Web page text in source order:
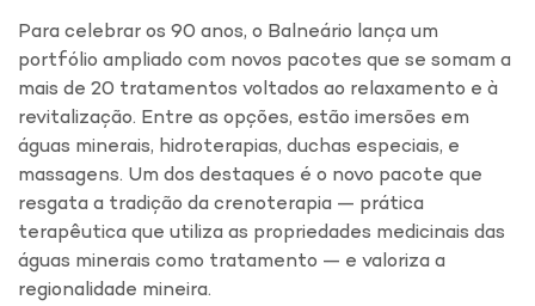
Para celebrar os 90 anos, o Balneário lança um
portfólio ampliado com novos pacotes que se somam a
mais de 20 tratamentos voltados ao relaxamento e à
revitalização. Entre as opções, estão imersões em
águas minerais, hidroterapias, duchas especiais, e
massagens. Um dos destaques é o novo pacote que
resgata a tradição da crenoterapia — prática
terapêutica que utiliza as propriedades medicinais das
águas minerais como tratamento — e valoriza a
regionalidade mineira.